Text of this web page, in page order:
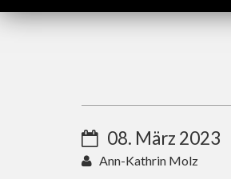
08. März 2023
Ann-Kathrin Molz